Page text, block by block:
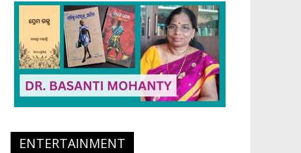
ENTERTAINMENT